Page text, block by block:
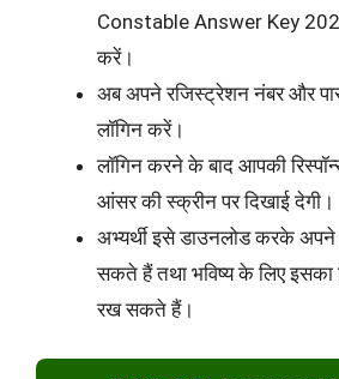
Constable Answer Key
करें।
अब अपने रजिस्ट्रेशन नंबर और
लॉगिन करें।
लॉगिन करने के बाद आपकी
आंसर की स्क्रीन पर दिखाई देगी।
अभ्यर्थी इसे डाउनलोड करके अपने
सकते हैं तथा भविष्य के लिए इसका
रख सकते हैं।